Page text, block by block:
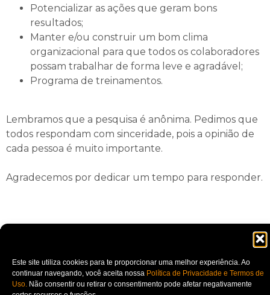
Este site utiliza cookies para te proporcionar uma melhor experiência. Ao
continuar navegando, você aceita nossa Política de Privacidade e Termos de
Uso. Não consentir ou retirar o consentimento pode afetar negativamente
Potencializar as ações que geram bons
resultados;
Manter e/ou construir um bom clima
organizacional para que todos os colaboradores
possam trabalhar de forma leve e agradável;
Programa de treinamentos.
Lembramos que a pesquisa é anônima. Pedimos que
todos respondam com sinceridade, pois a opinião de
cada pessoa é muito importante.
Agradecemos por dedicar um tempo para responder.
© Copyright 2023 – Instituto Crescer – Todos os direitos reservados​